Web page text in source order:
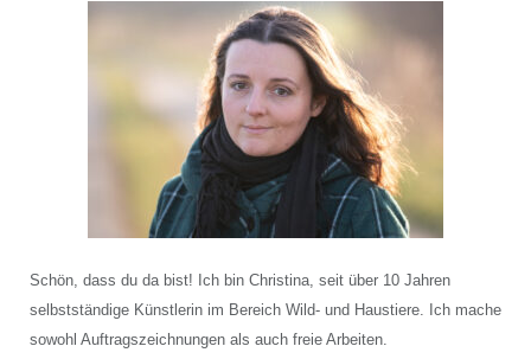
Schön, dass du da bist! Ich bin Christina, seit über 10 Jahren
selbstständige Künstlerin im Bereich Wild- und Haustiere. Ich mache
sowohl Auftragszeichnungen als auch freie Arbeiten.